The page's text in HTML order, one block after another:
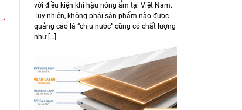
với điều kiện khí hậu nóng ẩm tại Việt Nam.
Tuy nhiên, không phải sản phẩm nào được
quảng cáo là “chịu nước” cũng có chất lượng
như […]